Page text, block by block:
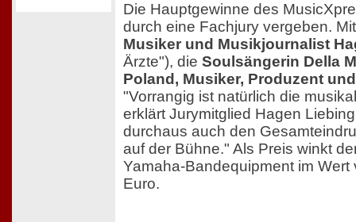
Die Hauptgewinne des
durch eine Fachjury vergeben.
Musiker und Musikjournalist
Ärzte"), die Soulsängerin Della
Poland, Musiker, Produzent
"Vorrangig ist natürlich die
erklärt Jurymitglied Hagen
durchaus auch den
auf der Bühne." Als Preis winkt
Yamaha-Bandequipment im Wert
Euro.